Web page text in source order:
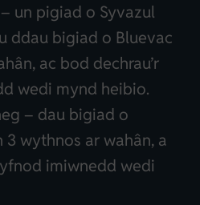
un pigiad o Syvazul
ddau bigiad o Bluevac
ac bod dechrau’r
wedi mynd heibio.
– dau bigiad o
wythnos ar wahân, a
imiwnedd wedi